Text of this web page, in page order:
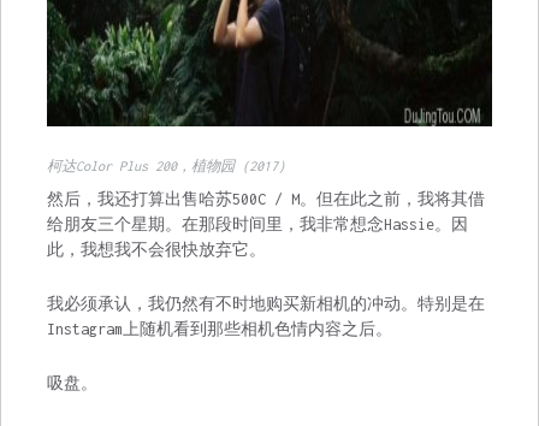
柯达Color Plus 200，植物园（2017）
然后，我还打算出售哈苏500C / M。但在此之前，我将其借
给朋友三个星期。在那段时间里，我非常想念Hassie。因
此，我想我不会很快放弃它。
我必须承认，我仍然有不时地购买新相机的冲动。特别是在
Instagram上随机看到那些相机色情内容之后。
吸盘。